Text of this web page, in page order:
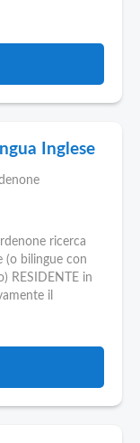
Inglese
ricerca
(o bilingue con
RESIDENTE in
il